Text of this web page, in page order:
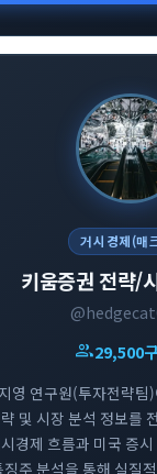
거시경제(매
키움증권 전략/
group29,500
영 연구원(투자전략팀
및 시장 분석 정보를
경제 흐름과 미국 증시
주 분석을 통해 실질